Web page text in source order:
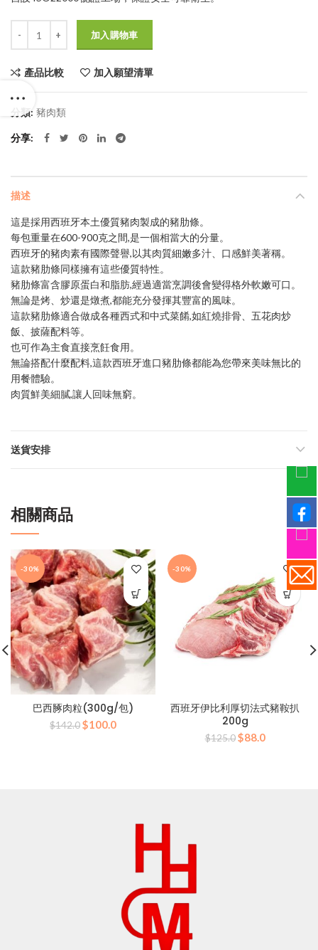
$285.0。$200.0。
加入購物車
產品比較 加入願望清單
分類: 豬肉類
分享
描述
這是採用西班牙本土優質豬肉製成的豬肋條。
每包重量在600-900克之間,是一個相當大的分量。
西班牙的豬肉素有國際聲譽,以其肉質細嫩多汁、口感鮮美著稱。
這款豬肋條同樣擁有這些優質特性。
豬肋條富含膠原蛋白和脂肪,經過適當烹調後會變得格外軟嫩可口。
無論是烤、炒還是燉煮,都能充分發揮其豐富的風味。
這款豬肋條適合做成各種西式和中式菜餚,如紅燒排骨、五花肉炒
飯、披薩配料等。
也可作為主食直接烹飪食用。
無論搭配什麼配料,這款西班牙進口豬肋條都能為您帶來美味無比的
用餐體驗。
肉質鮮美細膩,讓人回味無窮。
送貨安排
相關商品
-30%
巴西䐁肉粒(300g/包)
$142.0原
$100.0目
-30%
西班牙伊比利厚切法式豬鞍扒
200g
$125.0 原
$88.0目